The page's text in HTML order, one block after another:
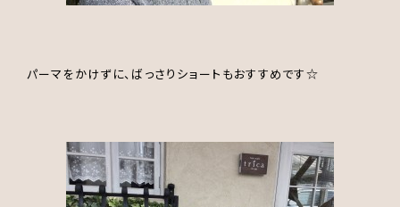
パーマをかけずに、ばっさりショートもおすすめです☆